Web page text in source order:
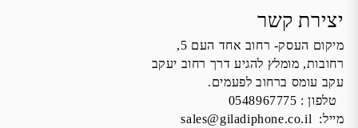
יצירת קשר
מיקום העסק- רחוב אחד העם 5,
רחובות, מומלץ להגיע דרך רחוב יעקב
עקב עומס ברחוב לפעמים.
טלפון : 0548967775
מייל: sales@giladiphone.co.il